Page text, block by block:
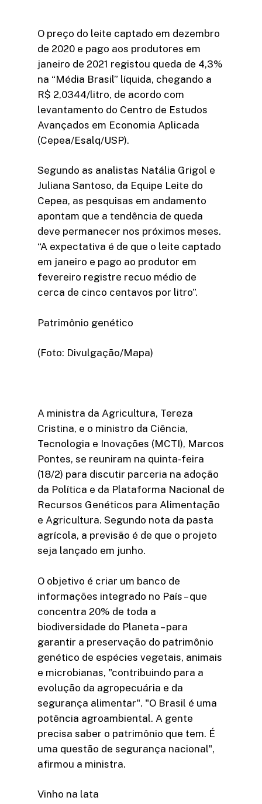
O preço do leite captado em dezembro
de 2020 e pago aos produtores em
janeiro de 2021 registou queda de 4,3%
na “Média Brasil” líquida, chegando a
R$ 2,0344/litro, de acordo com
levantamento do Centro de Estudos
Avançados em Economia Aplicada
(Cepea/Esalq/USP).
Segundo as analistas Natália Grigol e
Juliana Santoso, da Equipe Leite do
Cepea, as pesquisas em andamento
apontam que a tendência de queda
deve permanecer nos próximos meses.
“A expectativa é de que o leite captado
em janeiro e pago ao produtor em
fevereiro registre recuo médio de
cerca de cinco centavos por litro”.
Patrimônio genético
(Foto: Divulgação/Mapa)
A ministra da Agricultura, Tereza
Cristina, e o ministro da Ciência,
Tecnologia e Inovações (MCTI), Marcos
Pontes, se reuniram na quinta-feira
(18/2) para discutir parceria na adoção
da Política e da Plataforma Nacional de
Recursos Genéticos para Alimentação
e Agricultura. Segundo nota da pasta
agrícola, a previsão é de que o projeto
seja lançado em junho.
O objetivo é criar um banco de
informações integrado no País – que
concentra 20% de toda a
biodiversidade do Planeta – para
garantir a preservação do patrimônio
genético de espécies vegetais, animais
e microbianas, "contribuindo para a
evolução da agropecuária e da
segurança alimentar". "O Brasil é uma
potência agroambiental. A gente
precisa saber o patrimônio que tem. É
uma questão de segurança nacional",
afirmou a ministra.
Vinho na lata